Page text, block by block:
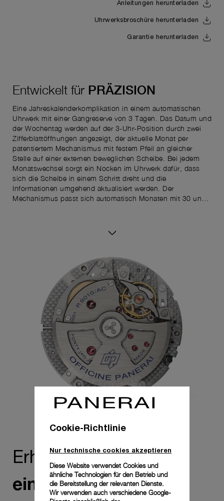
Anleitungen herunterladen
Uhrwerksbroschüre herunterladen
Garantie herunterladen
Entwickelt für PRÄZISION
Eine Jahreskalenderkomplikation in einem automatischen
Uhrwerk mit einer Gangreserve von 3 Tagen. Das Datum und
der Wochentag werden auf der 3-Uhr-Position durch zwei
Zifferblattöffnungen angezeigt, der aktuelle Monat per
patentiertem Mechanismus mit festem Pfeil an gleicher
Stelle auf einer externen beweglichen Scheibe. Bei jedem
Monatswechsel sorgt ein Nocken im Uhrwerk dafür, dass
sich die Scheibe in einem Schritt dreht und die
Informationen umgehend aktualisiert werden. Der
Mechanismus passt sich automatisch Monaten mit 30 und
Zeitmessers weiter verbessert. Mit der „schnellen
Zeiteinstellung“ kann der Stundenzeiger in Ein-Stunden-
Schritten bewegt werden, ohne dass der Minutenzeiger oder
die Zeitmessung beeinträchtigt werden.
Erheben Sie Zeitzu
einem Lebensgefühl
Cookie-Richtlinie
Nur technische cookies akzeptieren
Diese Website verwendet Cookies und
ähnliche Technologien für den Betrieb und
die Bereitstellung der relevanten Dienste.
Wir verwenden auch verschiedene Google-